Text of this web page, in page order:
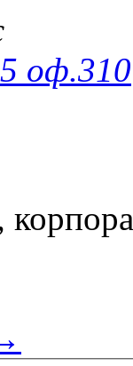
оф.310